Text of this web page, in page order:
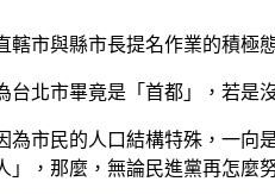
轄市與縣市長提名作業的積極
台北市畢竟是「首都」，若是
為市民的人口結構特殊，一向
」，那麼，無論民進黨再怎麼